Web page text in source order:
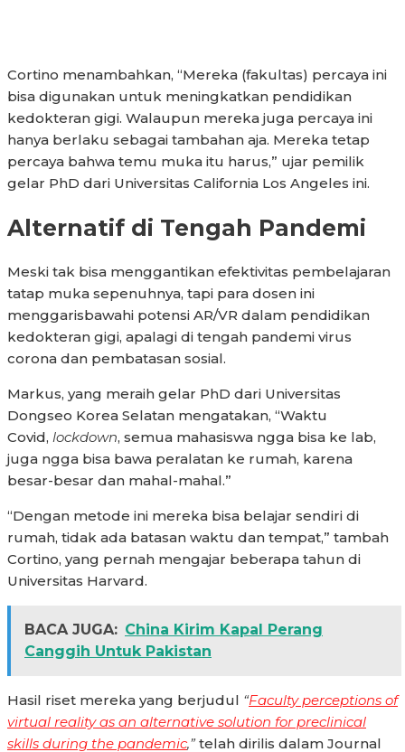
Cortino menambahkan, “Mereka (fakultas) percaya ini
bisa digunakan untuk meningkatkan pendidikan
kedokteran gigi. Walaupun mereka juga percaya ini
hanya berlaku sebagai tambahan aja. Mereka tetap
percaya bahwa temu muka itu harus,” ujar pemilik
gelar PhD dari Universitas California Los Angeles ini.
Alternatif di Tengah Pandemi
Meski tak bisa menggantikan efektivitas pembelajaran
tatap muka sepenuhnya, tapi para dosen ini
menggarisbawahi potensi AR/VR dalam pendidikan
kedokteran gigi, apalagi di tengah pandemi virus
corona dan pembatasan sosial.
Markus, yang meraih gelar PhD dari Universitas
Dongseo Korea Selatan mengatakan, “Waktu
Covid, lockdown, semua mahasiswa ngga bisa ke lab,
juga ngga bisa bawa peralatan ke rumah, karena
besar-besar dan mahal-mahal.”
“Dengan metode ini mereka bisa belajar sendiri di
rumah, tidak ada batasan waktu dan tempat,” tambah
Cortino, yang pernah mengajar beberapa tahun di
Universitas Harvard.
BACA JUGA: China Kirim Kapal Perang
Canggih Untuk Pakistan
Hasil riset mereka yang berjudul “Faculty perceptions of
virtual reality as an alternative solution for preclinical
skills during the pandemic,” telah dirilis dalam Journal